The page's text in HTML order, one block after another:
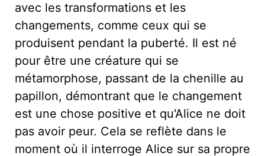
avec les transformations et les
changements, comme ceux qui se
produisent pendant la puberté. Il est né
pour être une créature qui se
métamorphose, passant de la chenille au
papillon, démontrant que le changement
est une chose positive et qu'Alice ne doit
pas avoir peur. Cela se reflète dans le
moment où il interroge Alice sur sa propre